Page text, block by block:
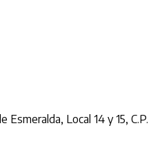
Esmeralda, Local 14 y 15,